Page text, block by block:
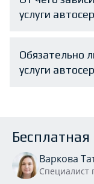
услуги
Обязательно
услуги
Варкова
Специалист